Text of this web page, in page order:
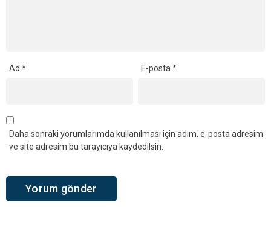
Ad * E-posta*
Daha sonraki yorumlarımda kullanılması için adım, e-posta adresim
ve site adresim bu tarayıcıya kaydedilsin.